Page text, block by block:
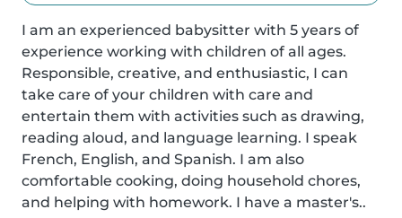
I am an experienced babysitter with 5 years of
experience working with children of all ages.
Responsible, creative, and enthusiastic, I can
take care of your children with care and
entertain them with activities such as drawing,
reading aloud, and language learning. I speak
French, English, and Spanish. I am also
comfortable cooking, doing household chores,
and helping with homework. I have a master's..